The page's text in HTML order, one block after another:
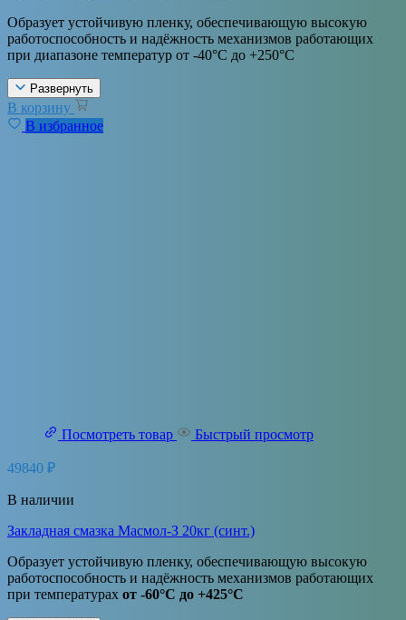
Образует устойчивую пленку, обеспечивающую высокую
работоспособность и надёжность механизмов работающих
при диапазоне температур от -40°С до +250°С
Развернуть
В корзину
В избранное
Посмотреть товар Быстрый просмотр
49840 ₽
В наличии
Закладная смазка Масмол-З 20кг (синт.)
Образует устойчивую пленку, обеспечивающую высокую
работоспособность и надёжность механизмов работающих
при температурах от -60°C до +425°C